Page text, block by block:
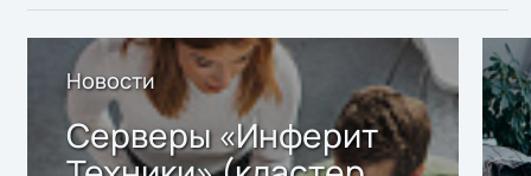
Новости
Серверы «Инферит